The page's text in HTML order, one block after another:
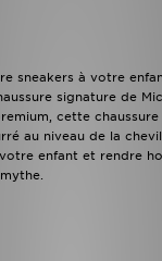
sneakers à votre
signature de
cette
au niveau de la
enfant et rendre